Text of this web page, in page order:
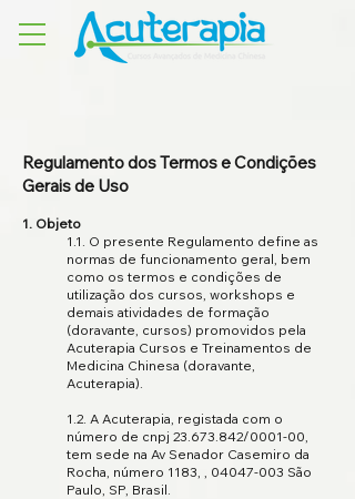
Regulamento dos Termos e Condições
Gerais de Uso
1. Objeto
1.1. O presente Regulamento define as
normas de funcionamento geral, bem
como os termos e condições de
utilização dos cursos, workshops e
demais atividades de formação
(doravante, cursos) promovidos pela
Acuterapia Cursos e Treinamentos de
Medicina Chinesa (doravante,
Acuterapia).
1.2. A Acuterapia, registada com o
número de cnpj 23.673.842/0001-00,
tem sede na Av Senador Casemiro da
Rocha, número 1183, , 04047-003 São
Paulo, SP, Brasil.